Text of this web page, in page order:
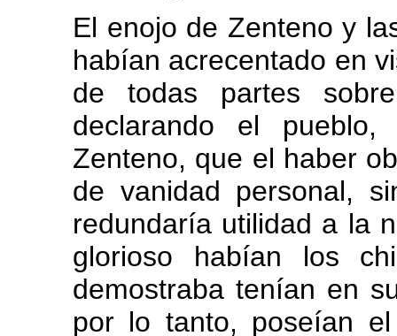
El enojo de Zenteno y
habían acrecentado en
de todas partes
declarando el
Zenteno, que el haber
de vanidad personal,
redundaría utilidad a la
glorioso habían los
demostraba tenían en
por lo tanto, poseían